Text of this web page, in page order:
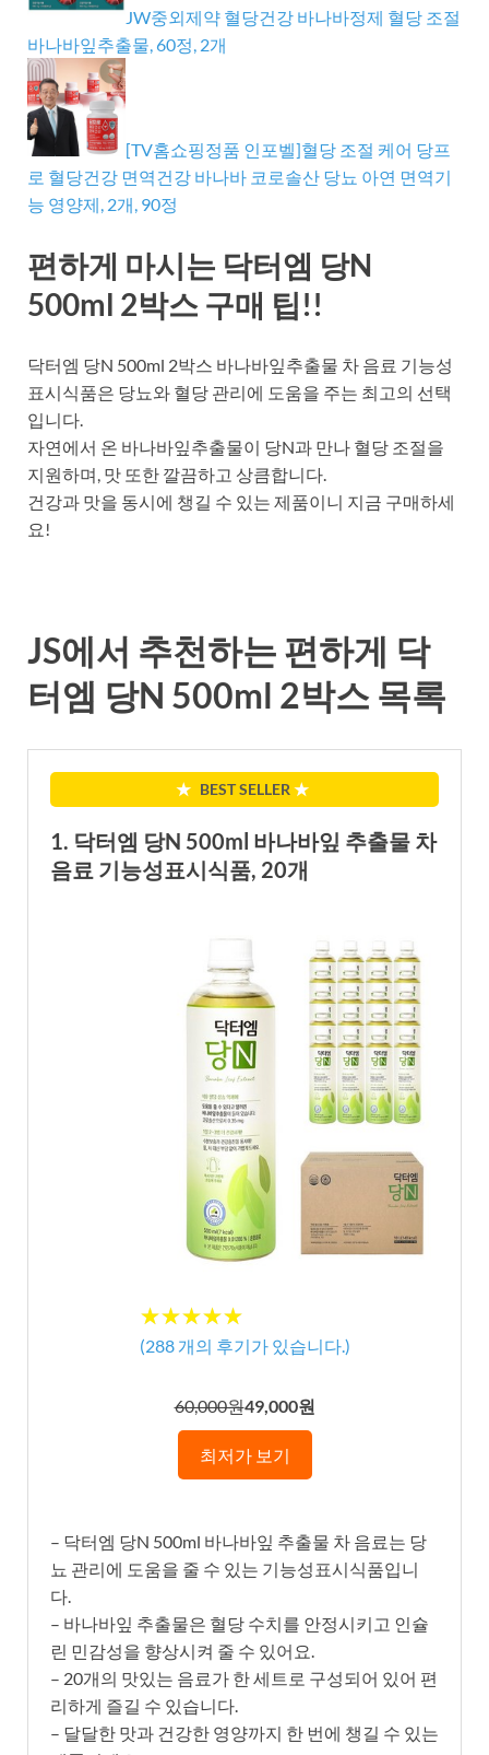
JW중외제약 혈당건강 바나바정제 혈당 조절
바나바잎추출물, 60정, 2개
[TV홈쇼핑정품 인포벨]혈당 조절 케어 당프
로 혈당건강 면역건강 바나바 코로솔산 당뇨 아연 면역기
능 영양제, 2개, 90정
편하게 마시는 닥터엠 당N
500ml 2박스 구매 팁!!
닥터엠 당N 500ml 2박스 바나바잎추출물 차 음료 기능성
표시식품은 당뇨와 혈당 관리에 도움을 주는 최고의 선택
입니다.
자연에서 온 바나바잎추출물이 당N과 만나 혈당 조절을
지원하며, 맛 또한 깔끔하고 상큼합니다.
건강과 맛을 동시에 챙길 수 있는 제품이니 지금 구매하세
요!
JS에서 추천하는 편하게 닥
터엠 당N 500ml 2박스 목록
★ BEST SELLER ★
1. 닥터엠 당N 500ml 바나바잎 추출물 차
음료 기능성표시식품, 20개
★★★★★
★★★★★
(288개의 후기가 있습니다.)
60,000원49,000원
최저가 보기
– 닥터엠 당N 500ml 바나바잎 추출물 차 음료는 당
뇨 관리에 도움을 줄 수 있는 기능성표시식품입니
다.
– 바나바잎 추출물은 혈당 수치를 안정시키고 인슐
린 민감성을 향상시켜 줄 수 있어요.
– 20개의 맛있는 음료가 한 세트로 구성되어 있어 편
리하게 즐길 수 있습니다.
– 달달한 맛과 건강한 영양까지 한 번에 챙길 수 있는